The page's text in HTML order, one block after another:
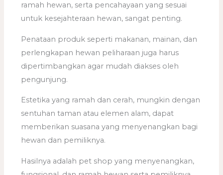
ramah hewan, serta pencahayaan yang sesuai
untuk kesejahteraan hewan, sangat penting.
Penataan produk seperti makanan, mainan, dan
perlengkapan hewan peliharaan juga harus
dipertimbangkan agar mudah diakses oleh
pengunjung.
Estetika yang ramah dan cerah, mungkin dengan
sentuhan taman atau elemen alam, dapat
memberikan suasana yang menyenangkan bagi
hewan dan pemiliknya.
Hasilnya adalah pet shop yang menyenangkan,